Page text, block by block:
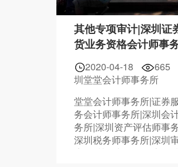
其他专项审计|深圳证
货业务资格会计师事
2020-04-18 665
圳堂堂会计师事务所
堂堂会计师事务所|证券
务会计师事务所|深圳会
务所|深圳资产评估师事
深圳税务师事务所|深圳
告|深圳资产评估报告|深